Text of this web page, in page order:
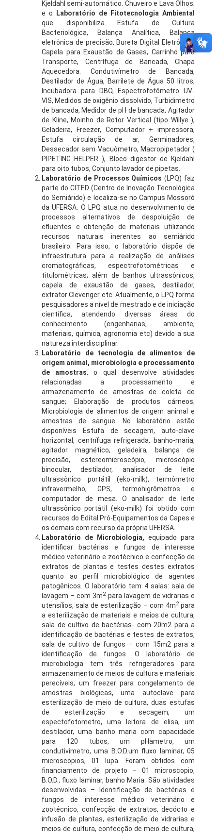
Kjeldahl semi-automático. Chuveiro e Lava Olhos;
e o Laboratório de Fitotecnologia Ambiental
que disponibiliza Estufa de Cultura
Bacteriológica, Balança Analítica, Balança
eletrônica de precisão, Bureta Digital Eletrônica,
Capela para Exaustão de Gases, Carrinho para
Transporte, Centrífuga de Bancada, Chapa
Aquecedora. Condutivímetro de Bancada,
Destilador de Água, Barrilete de Água 50 litros,
Incubadora para DBO, Espectrofotômetro UV-
VIS, Medidos de oxigênio dissolvido, Turbidimetro
de bancada, Medidor de pH de bancada, Agitador
de Kline, Moinho de Rotor Vertical (tipo Willye ),
Geladeira, Freezer, Computador + impressora,
Estufa circulação de ar, Germinadores,
Dessecador sem Vacuômetro, Macropipetador (
PIPETING HELPER ), Bloco digestor de Kjeldahl
para oito tubos, Conjunto lavador de pipetas.
Laboratório de Processos Químicos (LPQ) faz
parte do CITED (Centro de Inovação Tecnológica
do Semiárido) e localiza-se no Campus Mossoró
da UFERSA. O LPQ atua no desenvolvimento de
processos alternativos de despoluição de
efluentes e obtenção de materiais utilizando
recursos naturais inerentes ao semiárido
brasileiro. Para isso, o laboratório dispõe de
infraestrutura para a realização de análises
cromatográficas, espectrofotométricas e
titulométricas; além de banhos ultrassônicos,
capela de exaustão de gases, destilador,
extrator Clevenger etc. Atualmente, o LPQ forma
pesquisadores a nível de mestrado e de iniciação
científica, atendendo diversas áreas do
conhecimento (engenharias, ambiente,
materiais, química, agronomia etc) devido a sua
natureza interdisciplinar.
Laboratório de tecnologia de alimentos de
origem animal, microbiologia e processamento
de amostras, o qual desenvolve atividades
relacionadas a processamento e
armazenamento de amostras de coleta de
sangue; Elaboração de produtos cárneos;
Microbiologia de alimentos de origem animal e
amostras de sangue. No laboratório estão
disponíveis Estufa de secagem, auto-clave
horizontal, centrífuga refrigerada, banho-maria,
agitador magnético, geladeira, balança de
precisão, estereomicroscópio, microscópio
binocular, destilador, analisador de leite
ultrassônico portátil (eko-milk), termômetro
infravermelho, GPS, termohigrômetros e
computador de mesa. O analisador de leite
ultrassônico portátil (eko-milk) foi obtido com
recursos do Edital Pró-Equipamentos da Capes e
os demais com recurso da própria UFERSA.
Laboratório de Microbiologia, equipado para
identificar bactérias e fungos de interesse
médico veterinário e zootécnico e confecção de
extratos de plantas e testes destes extratos
quanto ao perfil microbiológico de agentes
patogênicos. O laboratório tem 4 salas: sala de
lavagem – com 3m2para lavagem de vidrarias e
utensílios, sala de esterilização – com 4m2para
a esterilização de materiais e meios de cultura,
sala de cultivo de bactérias- com 20m2 para a
identificação de bactérias e testes de extratos,
sala de cultivo de fungos – com 15m2 para a
identificação de fungos. O laboratório de
microbiologia tem três refrigeradores para
armazenamento de meios de cultura e materiais
perecíveis, um freezer para congelamento de
amostras biológicas, uma autoclave para
esterilização de meio de cultura, duas estufas
de esterilização e secagem, um
espectofotometro, uma leitora de elisa, um
destilador, uma banho maria com capacidade
para 120 tubos, um pHametro, um
condutivimetro, uma B.O.D.um fluxo laminar, 05
microscopios, 01 lupa. Foram obtidos com
financiamento de projeto – 01 microscopio,
B.O.D., fluxo laminar, banho Maria. São atividades
desenvolvidas – Identificação de bactérias e
fungos de interesse médico veterinário e
zootécnico, confecção de extratos, decócto e
infusão de plantas, esterilização de vidrarias e
meios de cultura, confecção de meio de cultura,